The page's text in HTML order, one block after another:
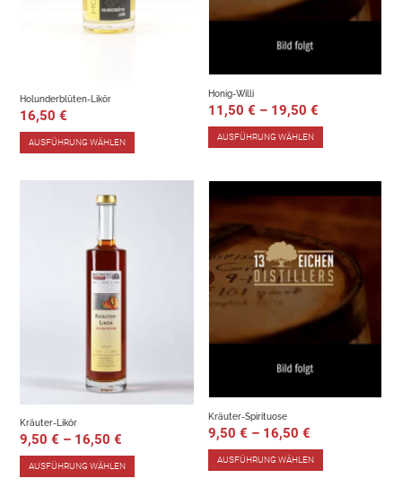
Holunderblüten-Likör
16,50€
AUSFÜHRUNG WÄHLEN
Honig-Willi
11,50€ – 19,50€
AUSFÜHRUNG WÄHLEN
Kräuter-Likör
9,50€ – 16,50€
AUSFÜHRUNG WÄHLEN
Kräuter-Spirituose
9,50€ – 16,50€
AUSFÜHRUNG WÄHLEN